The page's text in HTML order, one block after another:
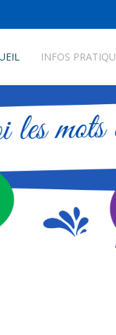
INFOS